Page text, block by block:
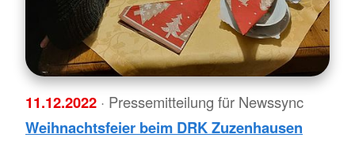
11.12.2022 · Pressemitteilung für Newssync
Weihnachtsfeier beim DRK Zuzenhausen